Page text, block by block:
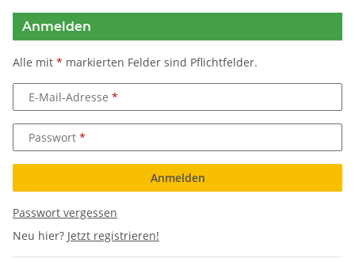
Anmelden
Alle mit * markierten Felder sind Pflichtfelder.
E-Mail-Adresse
Passwort
Anmelden
Passwort vergessen
Neu hier? Jetzt registrieren!